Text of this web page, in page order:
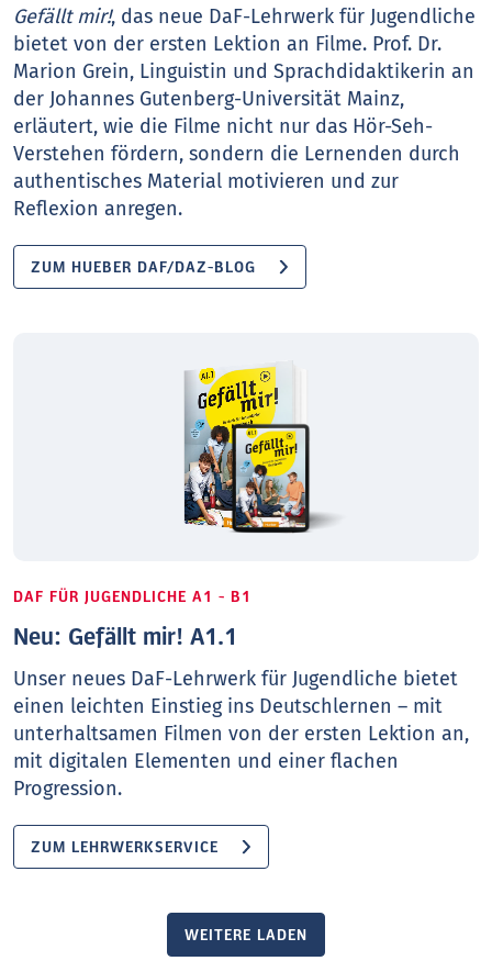
Gefällt mir!, das neue DaF-Lehrwerk für Jugendliche
bietet von der ersten Lektion an Filme. Prof. Dr.
Marion Grein, Linguistin und Sprachdidaktikerin an
der Johannes Gutenberg-Universität Mainz,
erläutert, wie die Filme nicht nur das Hör-Seh-
Verstehen fördern, sondern die Lernenden durch
authentisches Material motivieren und zur
Reflexion anregen.
ZUM HUEBER DAF/DAZ-BLOG
DAF FÜR JUGENDLICHE A1 - B1
Neu: Gefällt mir! A1.1
Unser neues DaF-Lehrwerk für Jugendliche bietet
einen leichten Einstieg ins Deutschlernen – mit
unterhaltsamen Filmen von der ersten Lektion an,
mit digitalen Elementen und einer flachen
Progression.
ZUM LEHRWERKSERVICE
WEITERE LADEN